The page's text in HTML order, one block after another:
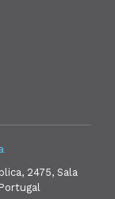
2475, Sala